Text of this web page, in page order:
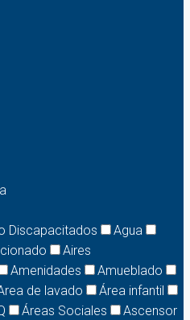
Discapacitados
Agua
Aires
Amenidades
Amueblado
de lavado
Área infantil
Áreas Sociales
Ascensor